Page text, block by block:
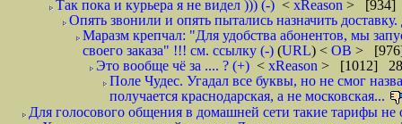
Так пока и курьера я не видел ))) (-) < xReason > [934]
Опять звонили и опять пытались назначить
Маразм крепчал: "Для удобства абонентов, мы
своего заказа" !!! см. ссылку (-) (URL) < ОВ >
Это вообще чё за .... ? (+) < xReason > [1012]
Поле Чудес. Угадал все буквы, но не смог
получается краснодарская, а не московская...
Для голосового общения в домашней сети такие тарифы не